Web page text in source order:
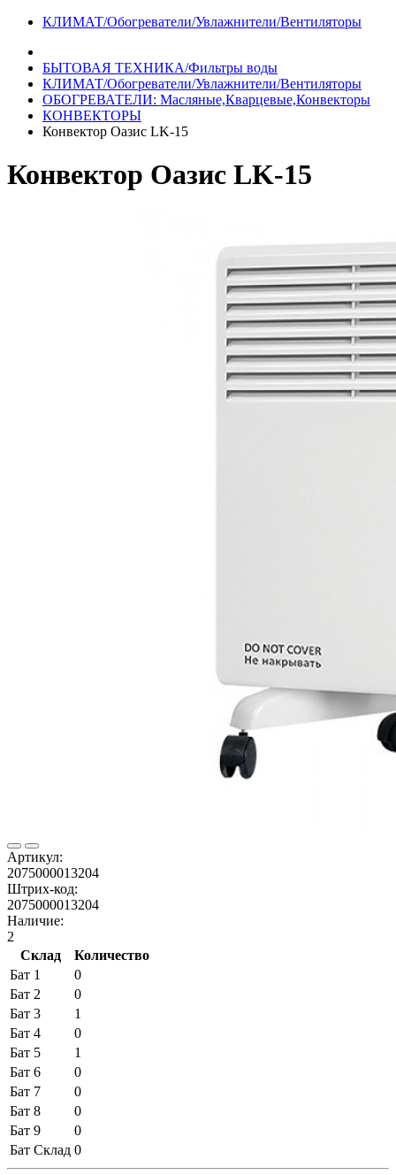
КЛИМАТ/Обогреватели/Увлажнители/Вентиляторы
БЫТОВАЯ ТЕХНИКА/Фильтры воды
КЛИМАТ/Обогреватели/Увлажнители/Вентиляторы
ОБОГРЕВАТЕЛИ: Масляные,Кварцевые,Конвекторы
КОНВЕКТОРЫ
Конвектор Оазис LK-15
Конвектор Оазис LK-15
Артикул:
2075000013204
Штрих-код:
2075000013204
Наличие:
2
Склад
Количество
Бат 1
0
Бат 2
0
Бат 3
1
Бат 4
0
Бат 5
1
Бат 6
0
Бат 7
0
Бат 8
0
Бат 9
0
Бат Склад 0